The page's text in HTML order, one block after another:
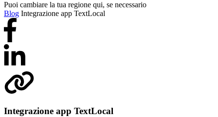
Puoi cambiare la tua regione qui, se necessario
Blog Integrazione app TextLocal
Integrazione app TextLocal